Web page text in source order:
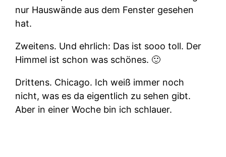
nur Hauswände aus dem Fenster gesehen
hat.
Zweitens. Und ehrlich: Das ist sooo toll. Der
Himmel ist schon was schönes. 🙂
Drittens. Chicago. Ich weiß immer noch
nicht, was es da eigentlich zu sehen gibt.
Aber in einer Woche bin ich schlauer.